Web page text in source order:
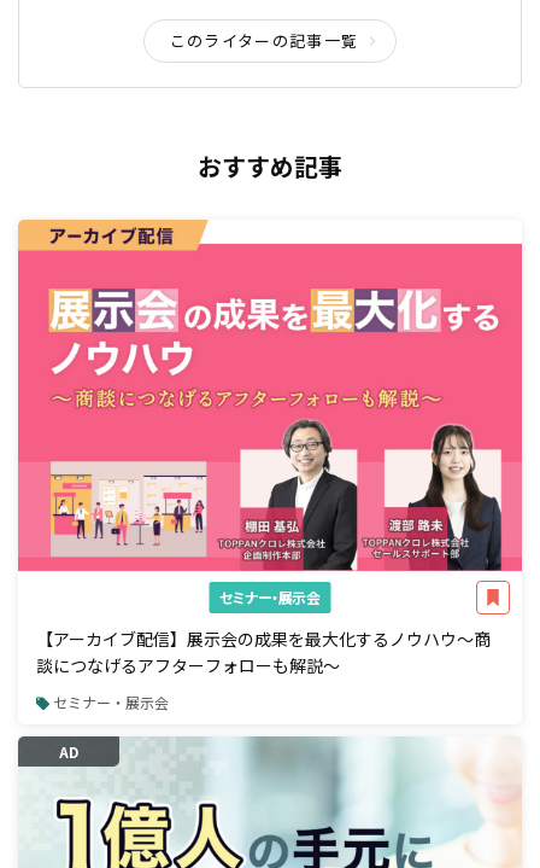
このライターの記事一覧
おすすめ記事
セミナー・展示会
【アーカイブ配信】展示会の成果を最大化するノウハウ～商
談につなげるアフターフォローも解説～
セミナー・展示会
AD